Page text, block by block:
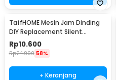
TaffHOME Mesin Jam Dinding
DIY Replacement Silent
Movement Quartz - 5168-S
Rp10.600
Rp24.900 58%
+ Keranjang